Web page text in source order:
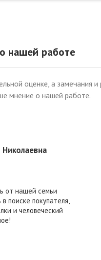
• Адамково• Старый
Вычулки • Восток • Тришин •
• Аркадия • Митьки •
Жабинковский район
нашей работе
оценке, а замечания и
мнение о нашей работе.
от нашей семьи
поиске покупателя,
и человеческий